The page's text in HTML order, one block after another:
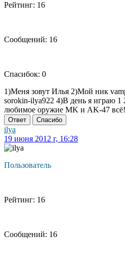
Рейтинг: 16
Сообщений: 16
Спасибок: 0
1)Меня зовут Илья 2)Мой ник
sorokin-ilya922 4)В день я играю 1
любимое оружие MK и AK-47
Ответ Спасибо
ilya
19 июня 2012 г, 16:28
Пользователь
Рейтинг: 16
Сообщений: 16